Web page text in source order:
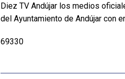
Diez TV Andújar los medios
del Ayuntamiento de Andújar con
69330